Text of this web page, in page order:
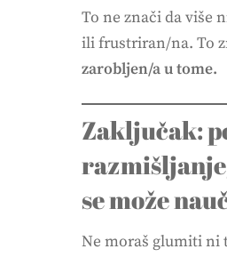
To ne znači da više
ili frustriran/na. To
zarobljen/a u tome.
Zaključak:
se može
Ne moraš glumiti ni